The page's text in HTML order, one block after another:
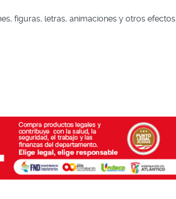
figuras, letras, animaciones y otros efectos